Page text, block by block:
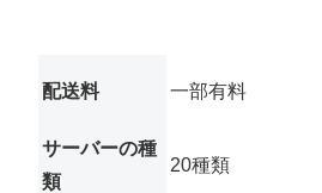
配送料 一部有料
サーバーの種
類
20種類